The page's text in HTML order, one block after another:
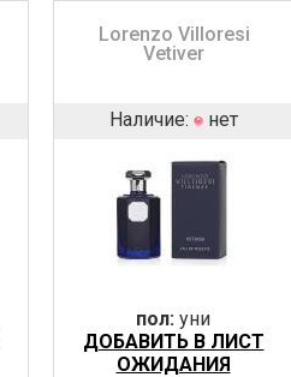
Lorenzo Villoresi
Vetiver
Наличие: нет
пол: уни
ДОБАВИТЬ В ЛИСТ
ОЖИДАНИЯ